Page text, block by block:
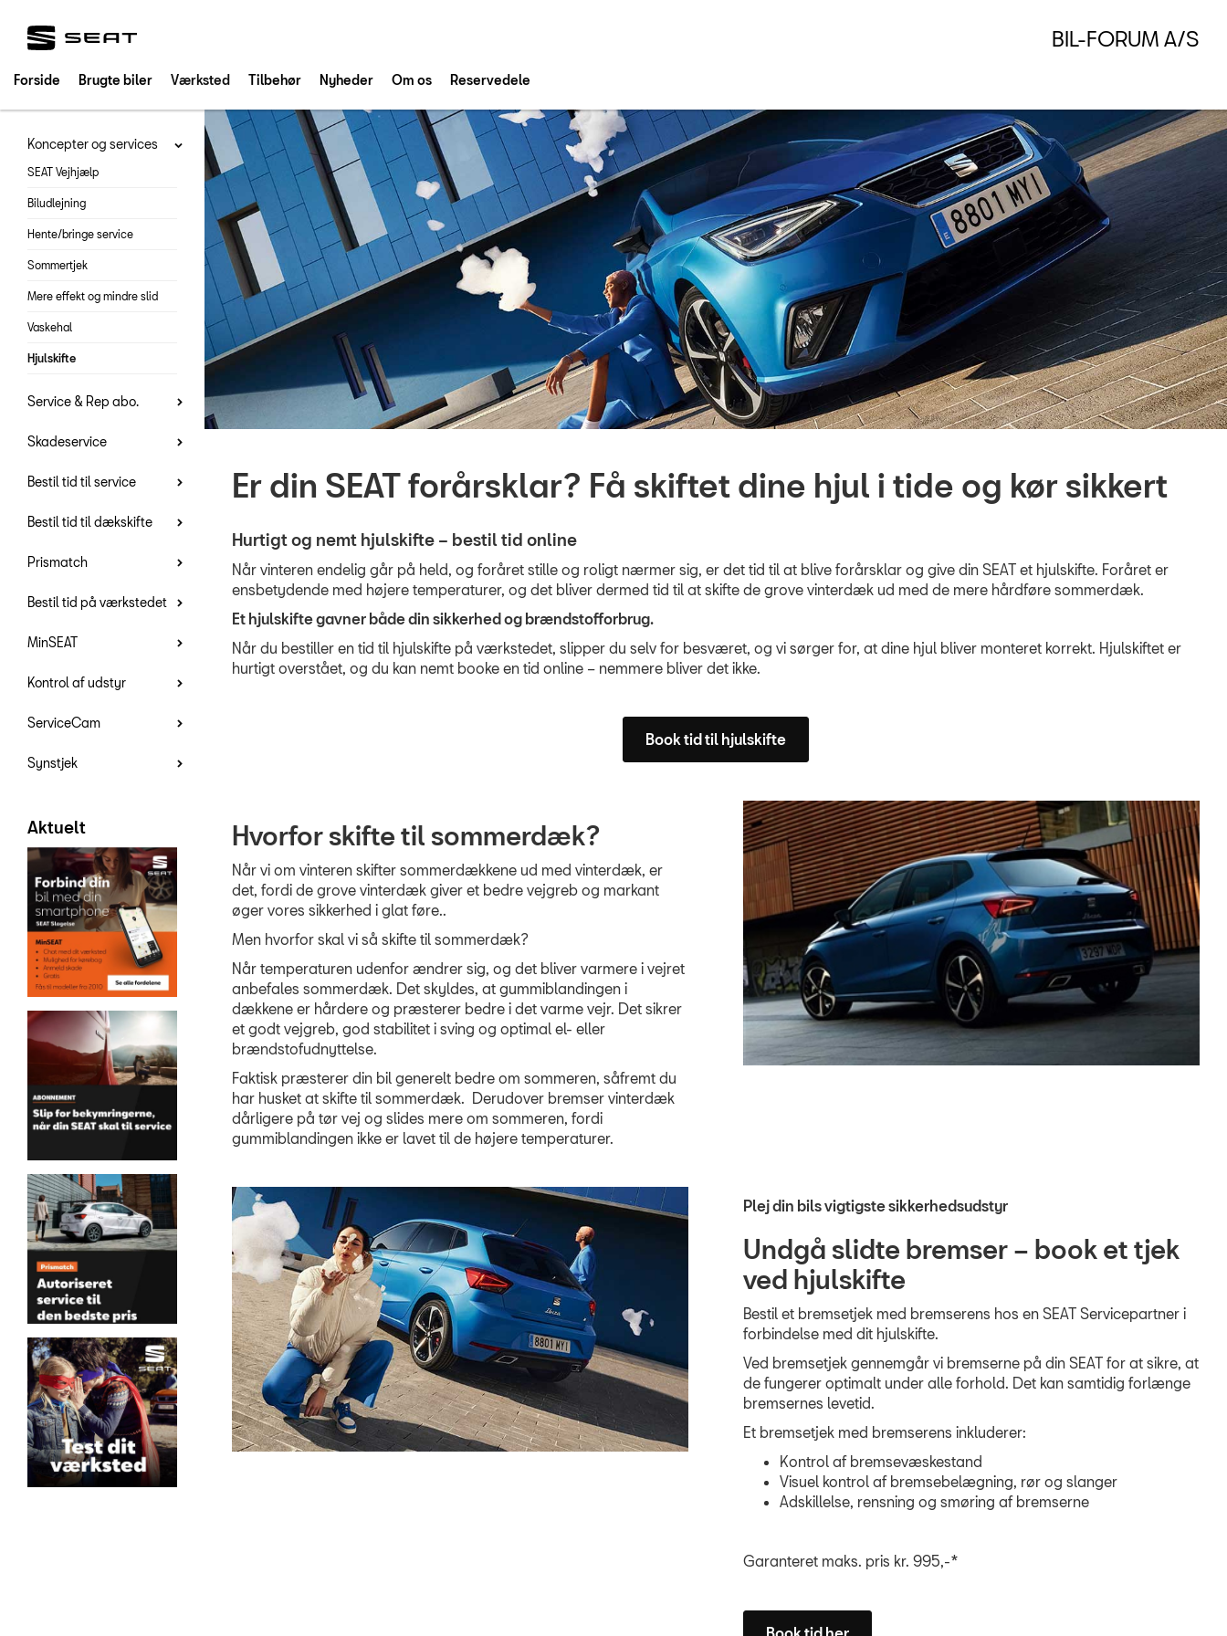
Forside Brugte biler Værksted Tilbehør Nyheder Om os Reservedele
BIL-FORUM A/S
Koncepter og services
SEAT Vejhjælp
Biludlejning
Hente/bringe service
Sommertjek
Mere effekt og mindre slid
Vaskehal
Hjulskifte
Service & Rep abo.
Skadeservice
Bestil tid til service
Bestil tid til dækskifte
Prismatch
Bestil tid på værkstedet
MinSEAT
Kontrol af udstyr
ServiceCam
Synstjek
Aktuelt
Er din SEAT forårsklar? Få skiftet dine hjul i tide og kør sikkert
Hurtigt og nemt hjulskifte – bestil tid online
Når vinteren endelig går på held, og foråret stille og roligt nærmer sig, er det tid til at blive forårsklar og give din SEAT et hjulskifte. Foråret er
ensbetydende med højere temperaturer, og det bliver dermed tid til at skifte de grove vinterdæk ud med de mere hårdføre sommerdæk.
Et hjulskifte gavner både din sikkerhed og brændstofforbrug.
Når du bestiller en tid til hjulskifte på værkstedet, slipper du selv for besværet, og vi sørger for, at dine hjul bliver monteret korrekt. Hjulskiftet er
hurtigt overstået, og du kan nemt booke en tid online – nemmere bliver det ikke.
Book tid til hjulskifte
Hvorfor skifte til sommerdæk?
Når vi om vinteren skifter sommerdækkene ud med vinterdæk, er
det, fordi de grove vinterdæk giver et bedre vejgreb og markant
øger vores sikkerhed i glat føre..
Men hvorfor skal vi så skifte til sommerdæk?
Når temperaturen udenfor ændrer sig, og det bliver varmere i vejret
anbefales sommerdæk. Det skyldes, at gummiblandingen i
dækkene er hårdere og præsterer bedre i det varme vejr. Det sikrer
et godt vejgreb, god stabilitet i sving og optimal el- eller
brændstofudnyttelse.
Faktisk præsterer din bil generelt bedre om sommeren, såfremt du
har husket at skifte til sommerdæk. Derudover bremser vinterdæk
dårligere på tør vej og slides mere om sommeren, fordi
gummiblandingen ikke er lavet til de højere temperaturer.
Plej din bils vigtigste sikkerhedsudstyr
Undgå slidte bremser – book et tjek
ved hjulskifte
Bestil et bremsetjek med bremserens hos en SEAT Servicepartner i
forbindelse med dit hjulskifte.
Ved bremsetjek gennemgår vi bremserne på din SEAT for at sikre, at
de fungerer optimalt under alle forhold. Det kan samtidig forlænge
bremsernes levetid.
Et bremsetjek med bremserens inkluderer:
Kontrol af bremsevæskestand
Visuel kontrol af bremsebelægning, rør og slanger
Adskillelse, rensning og smøring af bremserne
Garanteret maks. pris kr. 995,-*
Book tid her